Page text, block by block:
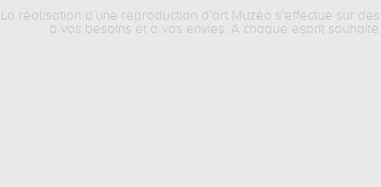
La réalisation d’une reproduction d’art Muzéo s’effectue sur
à vos besoins et à vos envies. A chaque esprit